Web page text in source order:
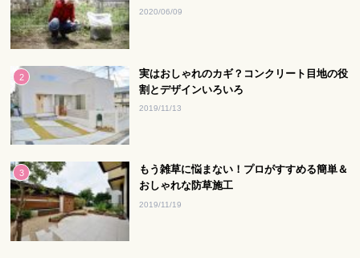
2020/06/09
実はおしゃれのカギ？コンクリート目地の役
割とデザインいろいろ
2019/11/13
もう雑草に悩まない！プロがすすめる簡単＆
おしゃれな防草施工
2019/11/19